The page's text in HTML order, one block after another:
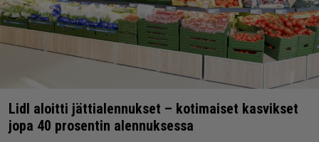
Lidl aloitti jättialennukset – kotimaiset kasvikset
jopa 40 prosentin alennuksessa